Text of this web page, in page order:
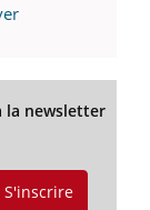
la newsletter
S'inscrire